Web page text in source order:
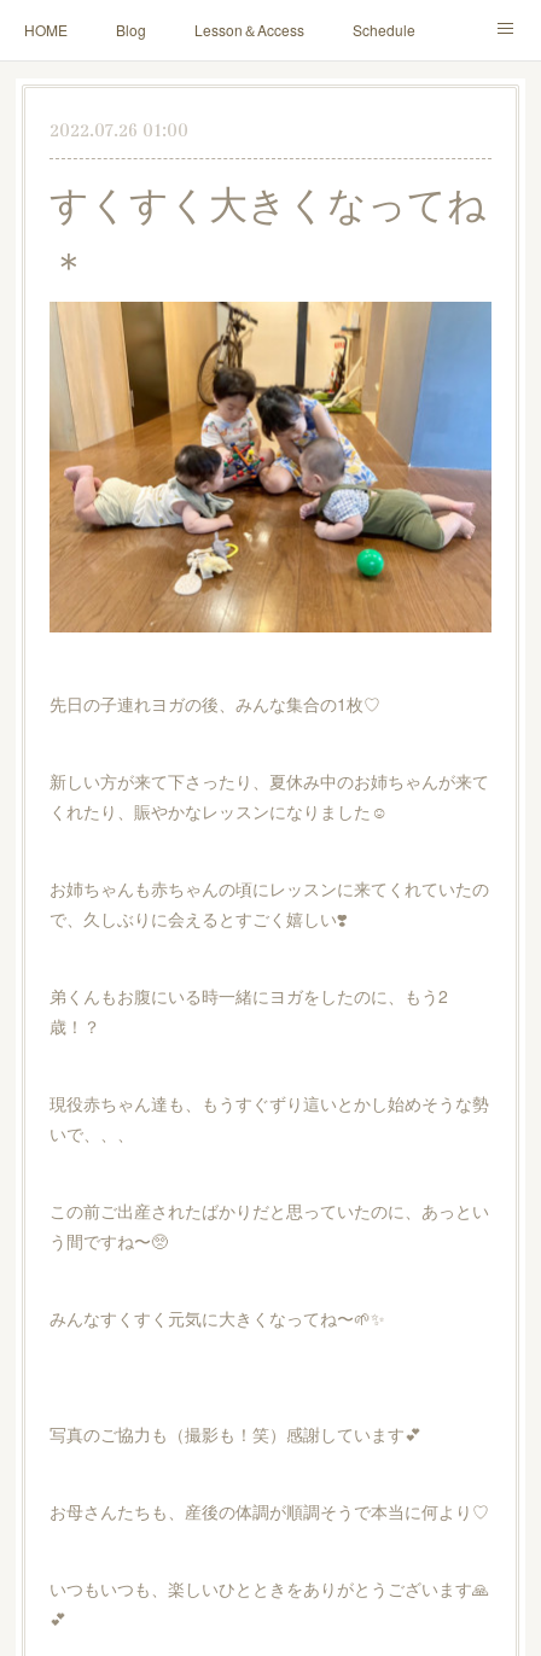
HOME Blog Lesson＆Access Schedule
Yoga for Mama＆Baby About Contact
2022.07.26 01:00
すくすく大きくなってね
＊
先日の子連れヨガの後、みんな集合の1枚♡
新しい方が来て下さったり、夏休み中のお姉ちゃんが来て
くれたり、賑やかなレッスンになりました☺️
お姉ちゃんも赤ちゃんの頃にレッスンに来てくれていたの
で、久しぶりに会えるとすごく嬉しい❣️
弟くんもお腹にいる時一緒にヨガをしたのに、もう2
歳！？
現役赤ちゃん達も、もうすぐずり這いとかし始めそうな勢
いで、、、
この前ご出産されたばかりだと思っていたのに、あっとい
う間ですね〜🥺
みんなすくすく元気に大きくなってね〜🌱✨
写真のご協力も（撮影も！笑）感謝しています💕
お母さんたちも、産後の体調が順調そうで本当に何より♡
いつもいつも、楽しいひとときをありがとうございます🙏
💕